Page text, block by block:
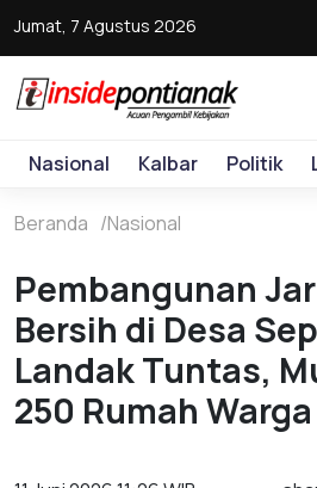
Jumat, 7 Agustus 2026
Nasional Kalbar Politik
Beranda Nasional
Pembangunan
Bersih di Desa
Landak Tuntas,
250 Rumah Warga